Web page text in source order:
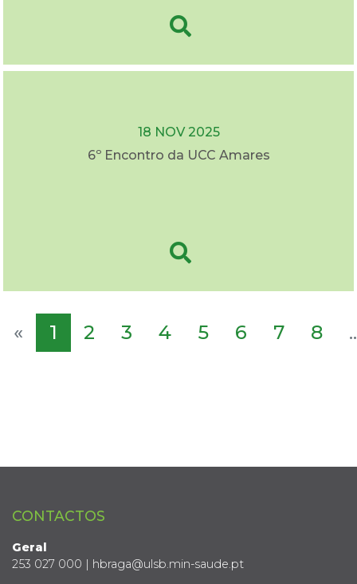
18 NOV 2025
6º Encontro da UCC Amares
« 1 2 3 4 5 6 7 8
CONTACTOS
Geral
253 027 000 | hbraga@ulsb.min-saude.pt